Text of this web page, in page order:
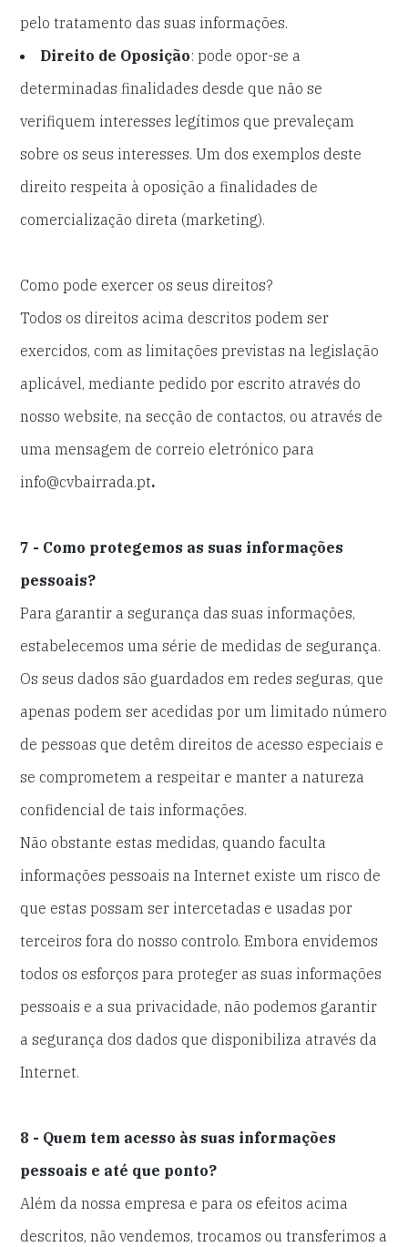
pelo tratamento das suas informações.
Direito de Oposição: pode opor-se a
determinadas finalidades desde que não se
verifiquem interesses legítimos que prevaleçam
sobre os seus interesses. Um dos exemplos deste
direito respeita à oposição a finalidades de
comercialização direta (marketing).
Como pode exercer os seus direitos?
Todos os direitos acima descritos podem ser
exercidos, com as limitações previstas na legislação
aplicável, mediante pedido por escrito através do
nosso website, na secção de contactos, ou através de
uma mensagem de correio eletrónico para
info@cvbairrada.pt.
7 - Como protegemos as suas informações
pessoais?
Para garantir a segurança das suas informações,
estabelecemos uma série de medidas de segurança.
Os seus dados são guardados em redes seguras, que
apenas podem ser acedidas por um limitado número
de pessoas que detêm direitos de acesso especiais e
se comprometem a respeitar e manter a natureza
confidencial de tais informações.
Não obstante estas medidas, quando faculta
informações pessoais na Internet existe um risco de
que estas possam ser intercetadas e usadas por
terceiros fora do nosso controlo. Embora envidemos
todos os esforços para proteger as suas informações
pessoais e a sua privacidade, não podemos garantir
a segurança dos dados que disponibiliza através da
Internet.
8 - Quem tem acesso às suas informações
pessoais e até que ponto?
Além da nossa empresa e para os efeitos acima
descritos, não vendemos, trocamos ou transferimos a